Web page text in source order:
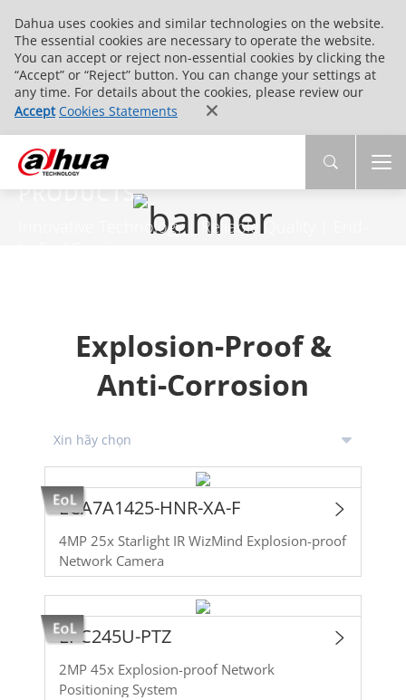
Dahua uses cookies and similar technologies on the website.
The essential cookies are necessary to operate the website.
You can accept or reject non-essential cookies by clicking the
“Accept” or “Reject” button. You can change your settings at
any time. For details about the cookies, please review our
Accept Cookies Statements
PRODUCTS
Innovative Technology | Reliable Quality | End-
Explosion-Proof &
Anti-Corrosion
ECA7A1425-HNR-XA-F
4MP 25x Starlight IR WizMind Explosion-proof
Network Camera
EPC245U-PTZ
2MP 45x Explosion-proof Network
Positioning System